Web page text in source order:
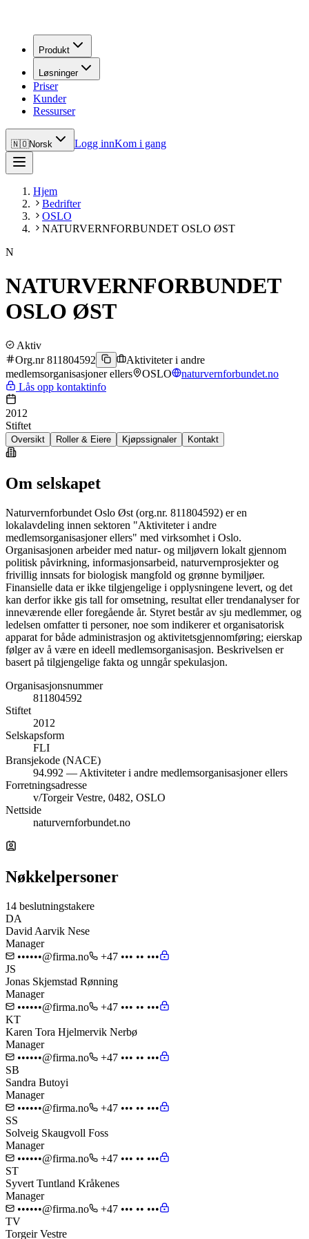
Produkt
Løsninger
Priser
Kunder
Ressurser
🇳🇴Norsk Logg innKom i gang
Hjem
Bedrifter
OSLO
NATURVERNFORBUNDET OSLO ØST
N
NATURVERNFORBUNDET
OSLO ØST
Aktiv
Org.nr 811804592
Aktiviteter i andre
medlemsorganisasjoner ellers
OSLO
naturvernforbundet.no
Lås opp kontaktinfo
2012
Stiftet
Oversikt Roller & Eiere Kjøpssignaler Kontakt
Om selskapet
Naturvernforbundet Oslo Øst (org.nr. 811804592) er en
lokalavdeling innen sektoren "Aktiviteter i andre
medlemsorganisasjoner ellers" med virksomhet i Oslo.
Organisasjonen arbeider med natur- og miljøvern lokalt gjennom
politisk påvirkning, informasjonsarbeid, naturvernprosjekter og
frivillig innsats for biologisk mangfold og grønne bymiljøer.
Finansielle data er ikke tilgjengelige i opplysningene levert, og det
kan derfor ikke gis tall for omsetning, resultat eller trendanalyser for
inneværende eller foregående år. Styret består av sju medlemmer, og
ledelsen omfatter ti personer, noe som indikerer et organisatorisk
apparat for både administrasjon og aktivitetsgjennomføring; eierskap
følger av å være en ideell medlemsorganisasjon. Beskrivelsen er
basert på tilgjengelige fakta og unngår spekulasjon.
Organisasjonsnummer
811804592
Stiftet
2012
Selskapsform
FLI
Bransjekode (NACE)
94.992 — Aktiviteter i andre medlemsorganisasjoner ellers
Forretningsadresse
v/Torgeir Vestre, 0482, OSLO
Nettside
naturvernforbundet.no
Nøkkelpersoner
14 beslutningstakere
DA
David Aarvik Nese
Manager
••••••@firma.no
+47 ••• •• •••
JS
Jonas Skjemstad Rønning
Manager
••••••@firma.no
+47 ••• •• •••
KT
Karen Tora Hjelmervik Nerbø
Manager
••••••@firma.no
+47 ••• •• •••
SB
Sandra Butoyi
Manager
••••••@firma.no
+47 ••• •• •••
SS
Solveig Skaugvoll Foss
Manager
••••••@firma.no
+47 ••• •• •••
ST
Syvert Tuntland Kråkenes
Manager
••••••@firma.no
+47 ••• •• •••
TV
Torgeir Vestre